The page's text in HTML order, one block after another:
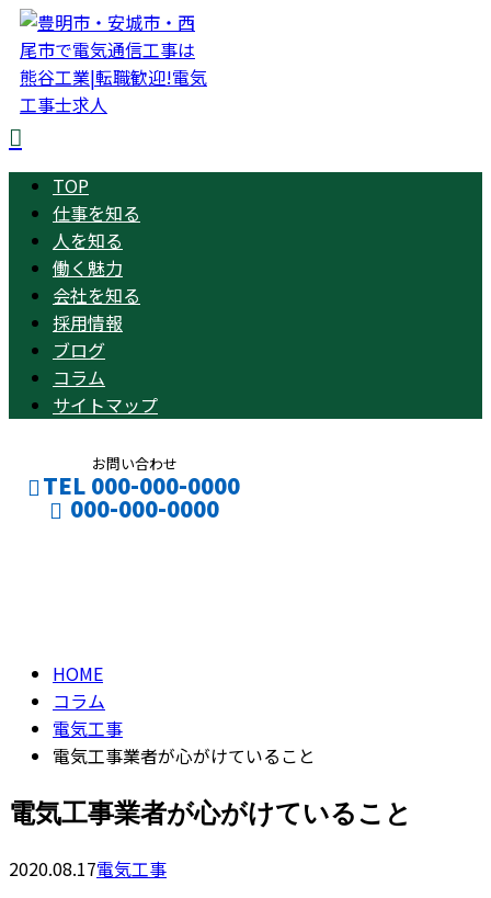
TOP
仕事を知る
人を知る
働く魅力
会社を知る
採用情報
ブログ
コラム
サイトマップ
お問い合わせ
TEL 000-000-0000
000-000-0000
HOME
コラム
電気工事
電気工事業者が心がけていること
電気工事業者が心がけていること
2020.08.17電気工事